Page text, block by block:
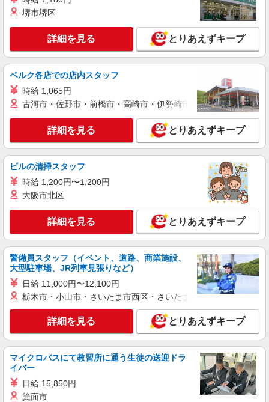
■ワイモバイルイオンモールとなみ店 富山県砺
キープ 詳細を見る
契約社員
ソフトバンク販売契約社員【砺波市エリア】
家電量販店内の携帯販売スタッフ
月給 247,340円 〜 247,340円 試用期間なし ※
経験・能力による 【試用期間】時給 0 円 〜 0 円
■ソフトバンク販売契約社員【砺波市エリア】
富山県砺波市
キープ 詳細を見る
ソフトバンクイオンモールとなみ店
【店長職】ソフトバンクショップの携帯販売ス
タッフ
月給 240,000円 〜 350,000円 試用期間あり 3
ヶ月 月給25万円以上 ※経験・能力による 【試用
期間】月給 240000 円 〜 350000 円
■ソフトバンクイオンモールとなみ店 富山県
砺波市 中神1丁目 174 イオンモールとなみ内2F
キープ 詳細を見る
パート
ケーズデンキ 砺波店
【月〜土】時給１３３０円（１７時以降）
堺市堺区
詳細を見る とりあえずキープ
ベルク各店での店内スタッフ
時給 1,065円
古河市・佐野市・前橋市・高崎市・伊勢崎市・太田市・館林市
詳細を見る とりあえずキープ
ビルの清掃スタッフ
時給 1,200円〜1,200円
大阪市北区
詳細を見る とりあえずキープ
警備員スタッフ（イベント、道路、商業施設、
大型駐車場、JR列車見張りなど）
日給 11,000円〜12,100円
栃木市・小山市・さいたま市西区・さいたま市岩槻区・久喜市・
詳細を見る とりあえずキープ
マイクロバスにて教習所に通う生徒の送迎ドラ
イバー
日給 15,850円
箕面市